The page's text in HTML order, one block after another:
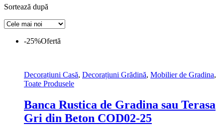
Sortează după
-25%Ofertă
Decorațiuni Casă, Decorațiuni Grădină, Mobilier de Gradina,
Toate Produsele
Banca Rustica de Gradina sau Terasa
Gri din Beton COD02-25